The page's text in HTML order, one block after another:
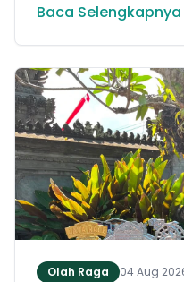
Mustika Rasa—buku
Indonesia, Ir.
historis tersebut, para
menghidangkan
lokal yang tidak hanya
beragam, aman dan
Baca
Olah Raga 04 Aug